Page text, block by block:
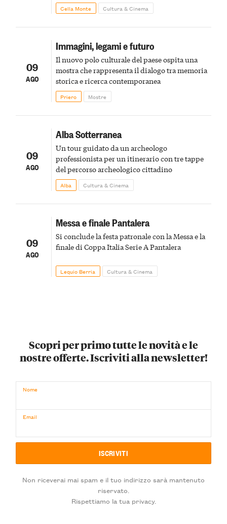
Cella Monte Cultura & Cinema
09
AGO
Immagini, legami e futuro
Il nuovo polo culturale del paese ospita una
mostra che rappresenta il dialogo tra memoria
storica e ricerca contemporanea
Priero Mostre
09
AGO
Alba Sotterranea
Un tour guidato da un archeologo
professionista per un itinerario con tre tappe
del percorso archeologico cittadino
Alba Cultura & Cinema
09
AGO
Messa e finale Pantalera
Si conclude la festa patronale con la Messa e la
finale di Coppa Italia Serie A Pantalera
Lequio Berria Cultura & Cinema
Scopri per primo tutte le novità e le
nostre offerte. Iscriviti alla newsletter!
Nome
Email
Non riceverai mai spam e il tuo indirizzo sarà mantenuto
riservato.
Rispettiamo la tua privacy.